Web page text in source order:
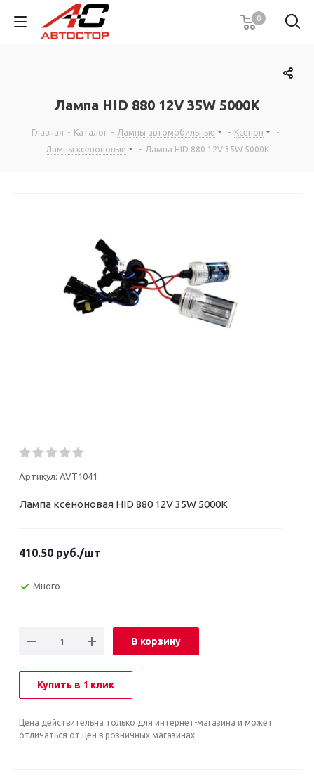
0
Лампа HID 880 12V 35W 5000К
Главная - Каталог - Лампы автомобильные - Ксенон
-
Лампы ксеноновые
- Лампа HID 880 12V 35W 5000К
Артикул: AVT1041
Лампа ксеноновая HID 880 12V 35W 5000К
410.50 руб./шт
Много
В корзину
Купить в 1 клик
Цена действительна только для интернет-магазина и может
отличаться от цен в розничных магазинах